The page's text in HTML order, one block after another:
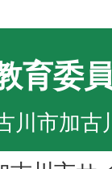
育委
川市加古